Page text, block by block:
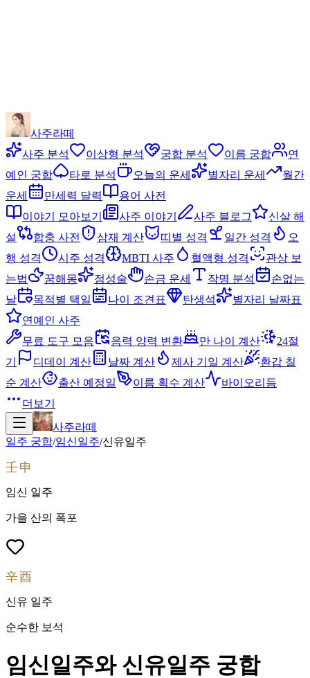
사주라떼
사주 분석
이상형 분석 궁합 분석 이름 궁합
연
예인 궁합
타로 분석 오늘의 운세 별자리 운세
월간
운세
만세력 달력
용어 사전
이야기 모아보기
사주 이야기 사주 블로그
신살 해
설
합충 사전 삼재 계산 띠별 성격 일간 성격
오
행 성격
시주 성격 MBTI 사주 혈액형 성격
관상 보
는법
꿈해몽 점성술 손금 운세 작명 분석
손없는
날
목적별 택일 나이 조견표 탄생석
별자리 날짜표
연예인 사주
무료 도구 모음
음력 양력 변환 만 나이 계산
24절
기
디데이 계산 날짜 계산 제사 기일 계산
환갑 칠
순 계산
출산 예정일 이름 획수 계산
바이오리듬
더보기
사주라떼
일주 궁합/임신일주/신유일주
壬申
임신 일주
가을 산의 폭포
辛酉
신유 일주
순수한 보석
임신일주와 신유일주 궁합